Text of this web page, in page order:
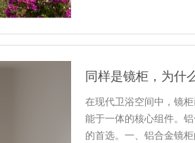
在现代卫浴空间中，镜
能于一体的核心组件。
的首选。一、铝合金镜